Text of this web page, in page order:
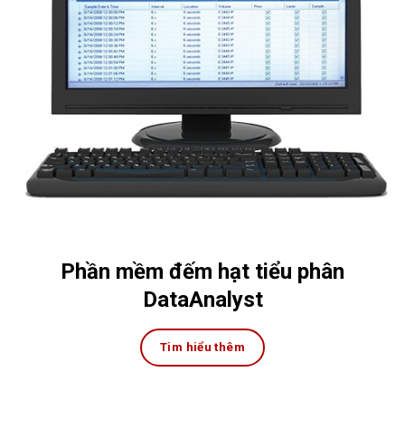
Phần mềm đếm hạt tiểu phân
DataAnalyst
Tim hiểu thêm